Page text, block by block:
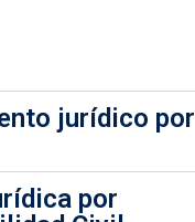
jurídico por
por